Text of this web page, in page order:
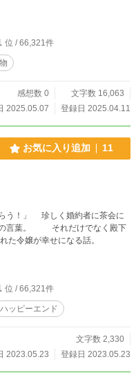
位 / 66,321件
感想数 0
文字数 16,063
2025.05.07
登録日 2025.04.11
お気に入り追加 11
に茶会に
の言葉。 それだけでなく殿下
が…… 婚約破棄された令嬢が幸せになる話。
位 / 66,321件
ハッピーエンド
文字数 2,330
2023.05.23
登録日 2023.05.23